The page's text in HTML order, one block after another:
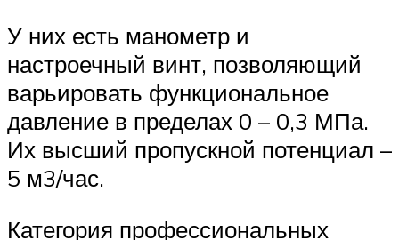
У них есть манометр и
настроечный винт, позволяющий
варьировать функциональное
давление в пределах 0 – 0,3 МПа.
Их высший пропускной потенциал –
5 м3/час.
Категория профессиональных